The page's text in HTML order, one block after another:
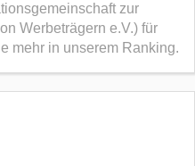
zur
Werbeträgern e.V.) für
mehr in unserem Ranking.